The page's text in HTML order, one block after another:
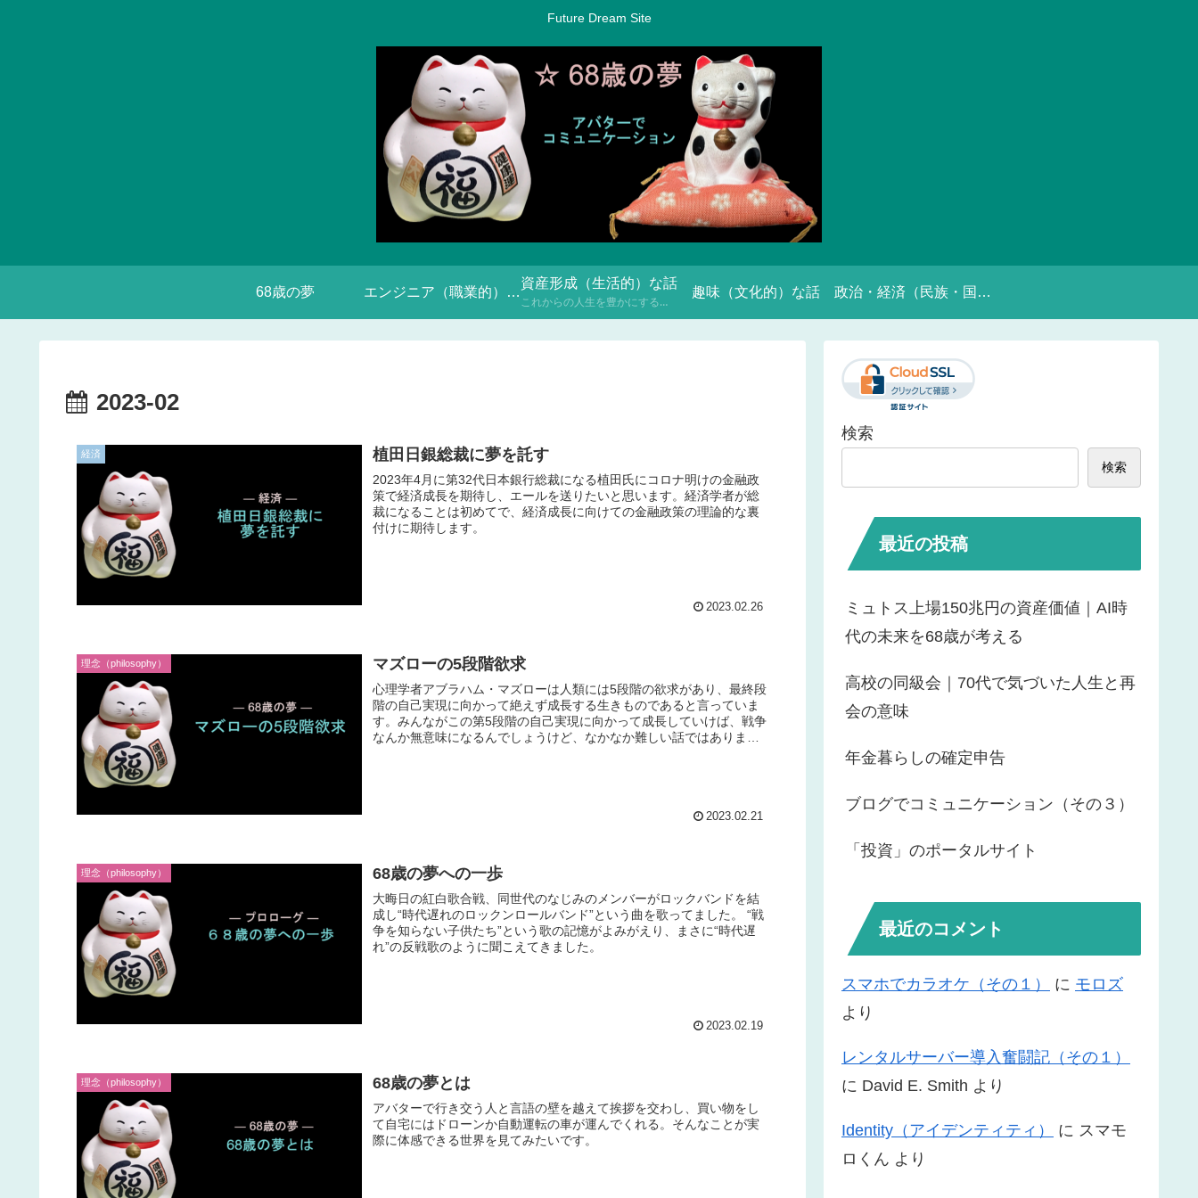
Future Dream Site
68歳の夢 エンジニア（職業的）な話
資産形成（生活的）な話
これからの人生を豊かにするための「お金との付き合い方」について、NISAや投資信託などを通じて学んでいきます。
趣味（文化的）な話 政治・経済（民族・国家的）な話
2023-02
経済 植田日銀総裁に夢を託す
2023年4月に第32代日本銀行総裁になる植田氏にコロナ明けの金融政
策で経済成長を期待し、エールを送りたいと思います。経済学者が総
裁になることは初めてで、経済成長に向けての金融政策の理論的な裏
付けに期待します。
2023.02.26
理念（philosophy） マズローの5段階欲求
心理学者アブラハム・マズローは人類には5段階の欲求があり、最終段
階の自己実現に向かって絶えず成長する生きものであると言っていま
す。みんながこの第5段階の自己実現に向かって成長していけば、戦争
なんか無意味になるんでしょうけど、なかなか難しい話ではありま
2023.02.21
理念（philosophy） 68歳の夢への一歩
大晦日の紅白歌合戦、同世代のなじみのメンバーがロックバンドを結
成し“時代遅れのロックンロールバンド”という曲を歌ってました。 “戦
争を知らない子供たち”という歌の記憶がよみがえり、まさに“時代遅
れ”の反戦歌のように聞こえてきました。
2023.02.19
理念（philosophy） 68歳の夢とは
アバターで行き交う人と言語の壁を越えて挨拶を交わし、買い物をし
て自宅にはドローンか自動運転の車が運んでくれる。そんなことが実
際に体感できる世界を見てみたいです。
検索
検索
最近の投稿
ミュトス上場150兆円の資産価値｜AI時
代の未来を68歳が考える
高校の同級会｜70代で気づいた人生と再
会の意味
年金暮らしの確定申告
ブログでコミュニケーション（その３）
「投資」のポータルサイト
最近のコメント
スマホでカラオケ（その１） に モロズ
より
レンタルサーバー導入奮闘記（その１）
に David E. Smith より
Identity（アイデンティティ） に スマモ
ロくん より